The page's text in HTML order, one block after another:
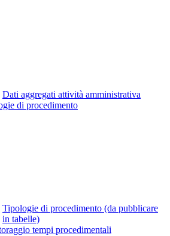
Dati aggregati attività amministrativa
di procedimento
Tipologie di procedimento (da pubblicare
in tabelle)
tempi procedimentali